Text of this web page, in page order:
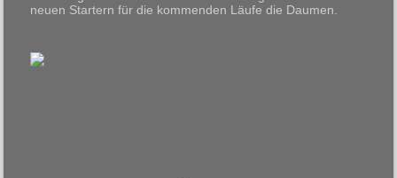
neuen Startern für die kommenden Läufe die Daumen.